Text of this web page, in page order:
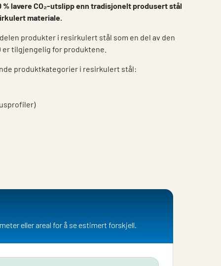
lavere CO₂-utslipp enn tradisjonelt produsert stål
materiale.
produkter i resirkulert stål som en del av den
tilgjengelig for produktene.
produktkategorier i resirkulert stål: